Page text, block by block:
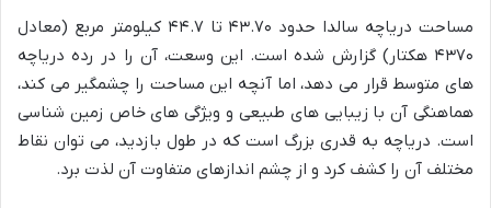
مساحت دریاچه سالدا حدود ۴۳.۷۰ تا ۴۴.۷ کیلومتر مربع (معادل
۴۳۷۰ هکتار) گزارش شده است. این وسعت، آن را در رده دریاچه
های متوسط قرار می دهد، اما آنچه این مساحت را چشمگیر می کند،
هماهنگی آن با زیبایی های طبیعی و ویژگی های خاص زمین شناسی
است. دریاچه به قدری بزرگ است که در طول بازدید، می توان نقاط
مختلف آن را کشف کرد و از چشم اندازهای متفاوت آن لذت برد.